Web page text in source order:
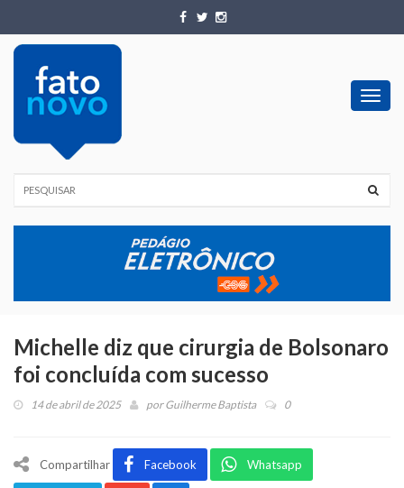
Michelle diz que cirurgia de Bolsonaro
foi concluída com sucesso
14 de abril de 2025 porGuilherme Baptista 0
Compartilhar Facebook Whatsapp